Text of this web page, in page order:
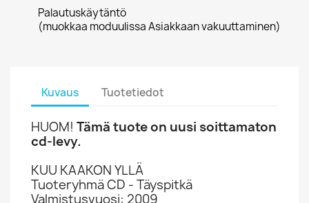
Palautuskäytäntö
(muokkaa moduulissa Asiakkaan vakuuttaminen)
Kuvaus Tuotetiedot
HUOM! Tämä tuote on uusi soittamaton
cd-levy.
KUU KAAKON YLLÄ
Tuoteryhmä CD - Täyspitkä
Valmistusvuosi: 2009